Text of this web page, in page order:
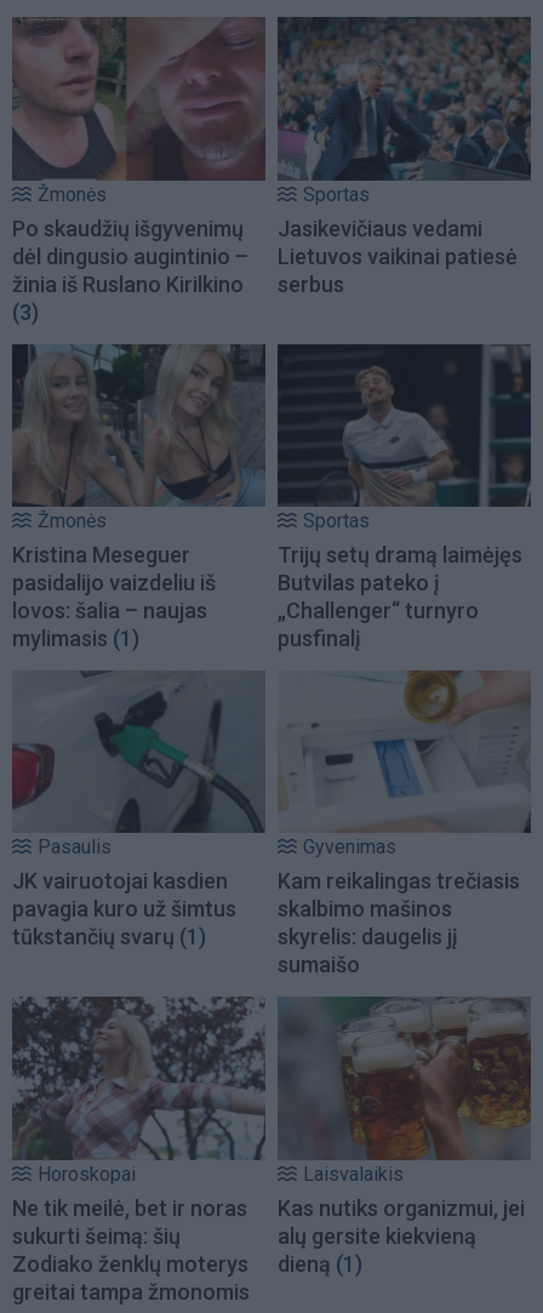
Žmonės
Po skaudžių išgyvenimų
dėl dingusio augintinio –
žinia iš Ruslano Kirilkino
(3)
Sportas
Jasikevičiaus vedami
Lietuvos vaikinai patiesė
serbus
Žmonės
Kristina Meseguer
pasidalijo vaizdeliu iš
lovos: šalia – naujas
mylimasis (1)
Sportas
Trijų setų dramą laimėjęs
Butvilas pateko į
„Challenger“ turnyro
pusfinalį
Pasaulis
JK vairuotojai kasdien
pavagia kuro už šimtus
tūkstančių svarų (1)
Gyvenimas
Kam reikalingas trečiasis
skalbimo mašinos
skyrelis: daugelis jį
sumaišo
Horoskopai
Ne tik meilė, bet ir noras
sukurti šeimą: šių
Zodiako ženklų moterys
greitai tampa žmonomis
Laisvalaikis
Kas nutiks organizmui, jei
alų gersite kiekvieną
dieną (1)